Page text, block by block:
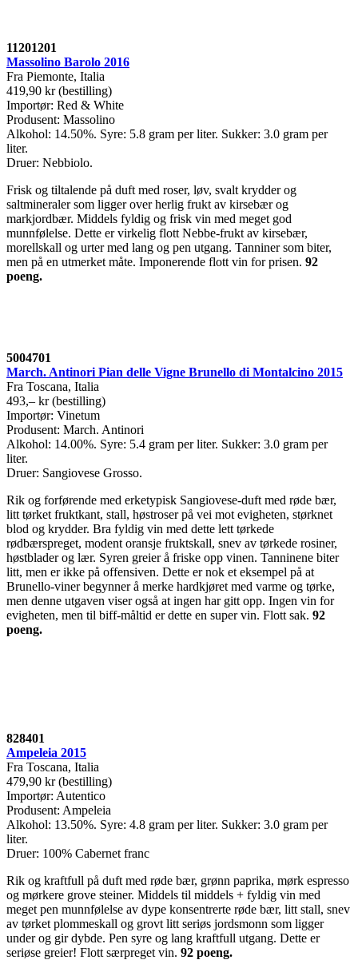
11201201
Massolino Barolo 2016
Fra Piemonte, Italia
419,90 kr (bestilling)
Importør: Red & White
Produsent: Massolino
Alkohol: 14.50%. Syre: 5.8 gram per liter. Sukker: 3.0 gram per
liter.
Druer: Nebbiolo.
Frisk og tiltalende på duft med roser, løv, svalt krydder og
saltmineraler som ligger over herlig frukt av kirsebær og
markjordbær. Middels fyldig og frisk vin med meget god
munnfølelse. Dette er virkelig flott Nebbe-frukt av kirsebær,
morellskall og urter med lang og pen utgang. Tanniner som biter,
men på en utmerket måte. Imponerende flott vin for prisen. 92
poeng.
5004701
March. Antinori Pian delle Vigne Brunello di Montalcino 2015
Fra Toscana, Italia
493,– kr (bestilling)
Importør: Vinetum
Produsent: March. Antinori
Alkohol: 14.00%. Syre: 5.4 gram per liter. Sukker: 3.0 gram per
liter.
Druer: Sangiovese Grosso.
Rik og forførende med erketypisk Sangiovese-duft med røde bær,
litt tørket fruktkant, stall, høstroser på vei mot evigheten, størknet
blod og krydder. Bra fyldig vin med dette lett tørkede
rødbærspreget, modent oransje fruktskall, snev av tørkede rosiner,
høstblader og lær. Syren greier å friske opp vinen. Tanninene biter
litt, men er ikke på offensiven. Dette er nok et eksempel på at
Brunello-viner begynner å merke hardkjøret med varme og tørke,
men denne utgaven viser også at ingen har gitt opp. Ingen vin for
evigheten, men til biff-måltid er dette en super vin. Flott sak. 92
poeng.
828401
Ampeleia 2015
Fra Toscana, Italia
479,90 kr (bestilling)
Importør: Autentico
Produsent: Ampeleia
Alkohol: 13.50%. Syre: 4.8 gram per liter. Sukker: 3.0 gram per
liter.
Druer: 100% Cabernet franc
Rik og kraftfull på duft med røde bær, grønn paprika, mørk espresso
og mørkere grove steiner. Middels til middels + fyldig vin med
meget pen munnfølelse av dype konsentrerte røde bær, litt stall, snev
av tørket plommeskall og grovt litt seriøs jordsmonn som ligger
under og gir dybde. Pen syre og lang kraftfull utgang. Dette er
seriøse greier! Flott særpreget vin. 92 poeng.